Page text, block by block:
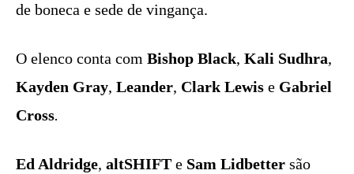
de boneca e sede de vingança.
O elenco conta com Bishop Black, Kali Sudhra,
Kayden Gray, Leander, Clark Lewis e Gabriel
Cross.
Ed Aldridge, altSHIFT e Sam Lidbetter são